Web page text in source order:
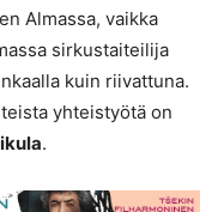
Almassa, vaikka
sirkustaiteilija
kuin riivattuna.
yhteistyötä on
.